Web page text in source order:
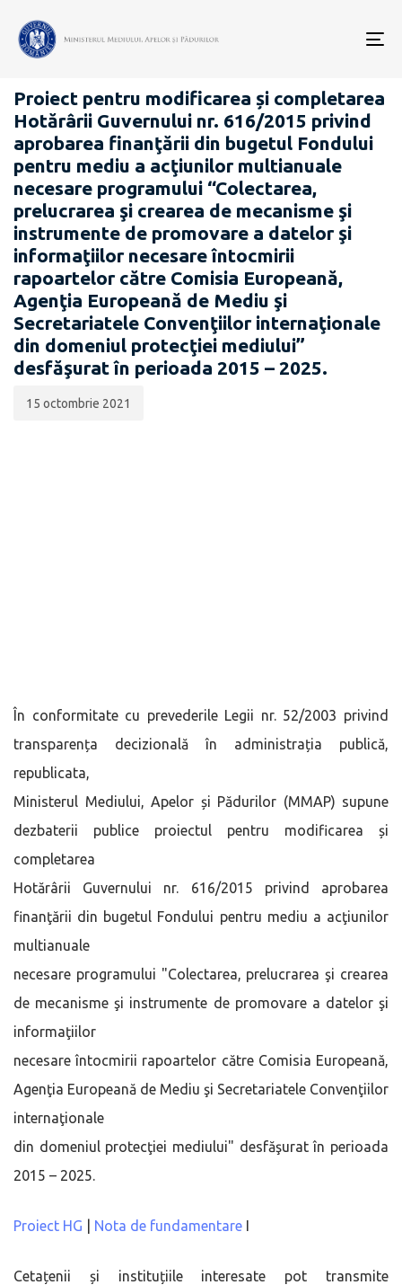
PROIECTE ACTE NORMATIVE
Proiect pentru modificarea și completarea
Hotărârii Guvernului nr. 616/2015 privind
aprobarea finanţării din bugetul Fondului
pentru mediu a acţiunilor multianuale
necesare programului “Colectarea,
prelucrarea şi crearea de mecanisme şi
instrumente de promovare a datelor şi
informaţiilor necesare întocmirii
rapoartelor către Comisia Europeană,
Agenţia Europeană de Mediu şi
Secretariatele Convenţiilor internaţionale
din domeniul protecţiei mediului”
desfăşurat în perioada 2015 – 2025.
publicării:
15 octombrie 2021
În conformitate cu prevederile Legii nr. 52/2003 privind
transparența decizională în administrația publică,
republicata,
Ministerul Mediului, Apelor și Pădurilor (MMAP) supune
dezbaterii publice proiectul pentru modificarea și
completarea
Hotărârii Guvernului nr. 616/2015 privind aprobarea
finanţării din bugetul Fondului pentru mediu a acţiunilor
multianuale
necesare programului "Colectarea, prelucrarea şi crearea
de mecanisme şi instrumente de promovare a datelor şi
informaţiilor
necesare întocmirii rapoartelor către Comisia Europeană,
Agenţia Europeană de Mediu şi Secretariatele Convenţiilor
internaţionale
din domeniul protecţiei mediului" desfăşurat în perioada
2015 – 2025.
Proiect HG Nota de fundamentare I
Cetațenii și instituțiile interesate pot transmite